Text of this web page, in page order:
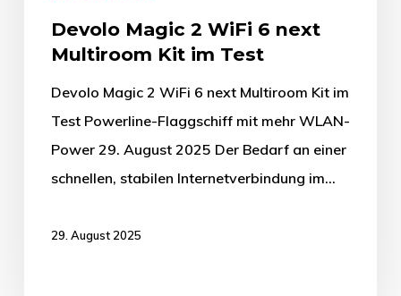
Devolo Magic 2 WiFi 6 next
Multiroom Kit im Test
Devolo Magic 2 WiFi 6 next Multiroom Kit im
Test Powerline-Flaggschiff mit mehr WLAN-
Power 29. August 2025 Der Bedarf an einer
schnellen, stabilen Internetverbindung im…
29. August 2025